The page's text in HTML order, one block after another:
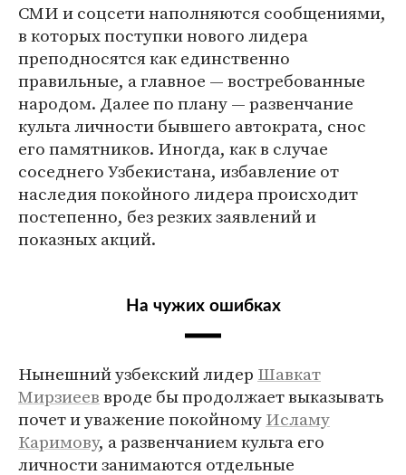
СМИ и соцсети наполняются сообщениями,
в которых поступки нового лидера
преподносятся как единственно
правильные, а главное — востребованные
народом. Далее по плану — развенчание
культа личности бывшего автократа, снос
его памятников. Иногда, как в случае
соседнего Узбекистана, избавление от
наследия покойного лидера происходит
постепенно, без резких заявлений и
показных акций.
На чужих ошибках
Нынешний узбекский лидер Шавкат
Мирзиееввроде бы продолжает выказывать
почет и уважение покойномуИсламу
Каримову, а развенчанием культа его
личности занимаются отдельные